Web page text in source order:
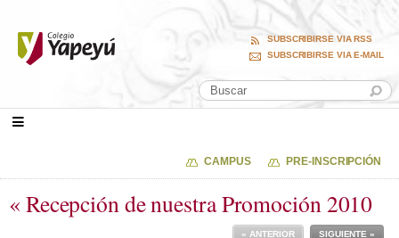
SUBSCRIBIRSE VIA RSS
SUBSCRIBIRSE VIA E-MAIL
CAMPUS PRE-INSCRIPCIÓN
« Recepción de nuestra Promoción 2010
SIGUIENTE »
« ANTERIOR